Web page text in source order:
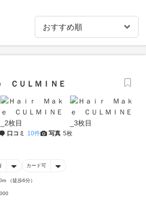
ＣＵＬＭＩＮＥ
口コミ 10件 写真 5枚
カード可
（徒歩6分）